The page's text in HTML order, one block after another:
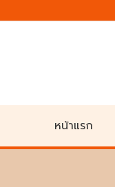
to
หน้าแรก